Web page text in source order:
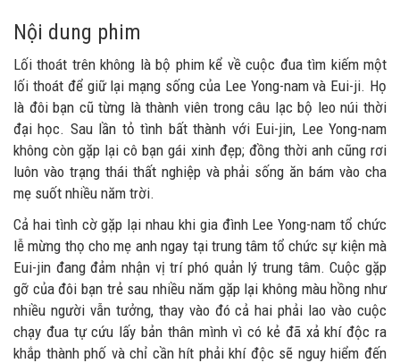
Nội dung phim
Lối thoát trên không là bộ phim kể về cuộc đua tìm kiếm một
lối thoát để giữ lại mạng sống của Lee Yong-nam và Eui-ji. Họ
là đôi bạn cũ từng là thành viên trong câu lạc bộ leo núi thời
đại học. Sau lần tỏ tình bất thành với Eui-jin, Lee Yong-nam
không còn gặp lại cô bạn gái xinh đẹp; đồng thời anh cũng rơi
luôn vào trạng thái thất nghiệp và phải sống ăn bám vào cha
mẹ suốt nhiều năm trời.
Cả hai tình cờ gặp lại nhau khi gia đình Lee Yong-nam tổ chức
lễ mừng thọ cho mẹ anh ngay tại trung tâm tổ chức sự kiện mà
Eui-jin đang đảm nhận vị trí phó quản lý trung tâm. Cuộc gặp
gỡ của đôi bạn trẻ sau nhiều năm gặp lại không màu hồng như
nhiều người vẫn tưởng, thay vào đó cả hai phải lao vào cuộc
chạy đua tự cứu lấy bản thân mình vì có kẻ đã xả khí độc ra
khắp thành phố và chỉ cần hít phải khí độc sẽ nguy hiểm đến